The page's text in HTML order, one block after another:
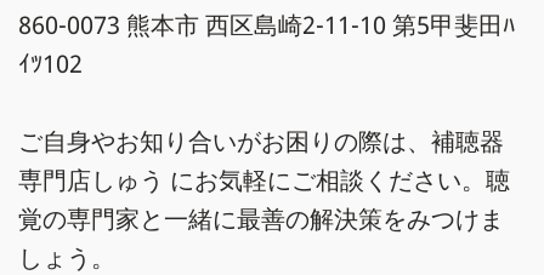
860-0073 熊本市 西区島崎2-11-10 第5甲斐田ﾊ
ｲﾂ102
ご自身やお知り合いがお困りの際は、補聴器
専門店しゅう にお気軽にご相談ください。聴
覚の専門家と一緒に最善の解決策をみつけま
しょう。